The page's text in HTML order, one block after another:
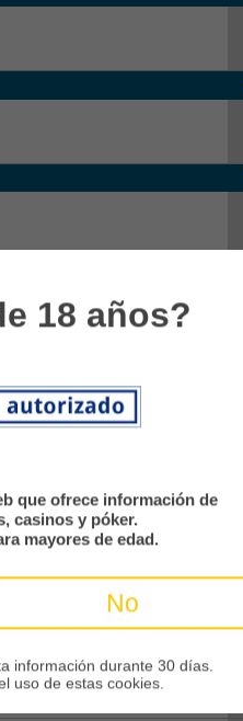
18 años?
que ofrece información de
casinos y póker.
mayores de edad.
No
información durante 30 días.
uso de estas cookies.